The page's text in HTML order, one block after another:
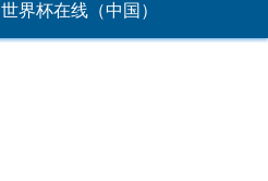
世界杯在线（中国）